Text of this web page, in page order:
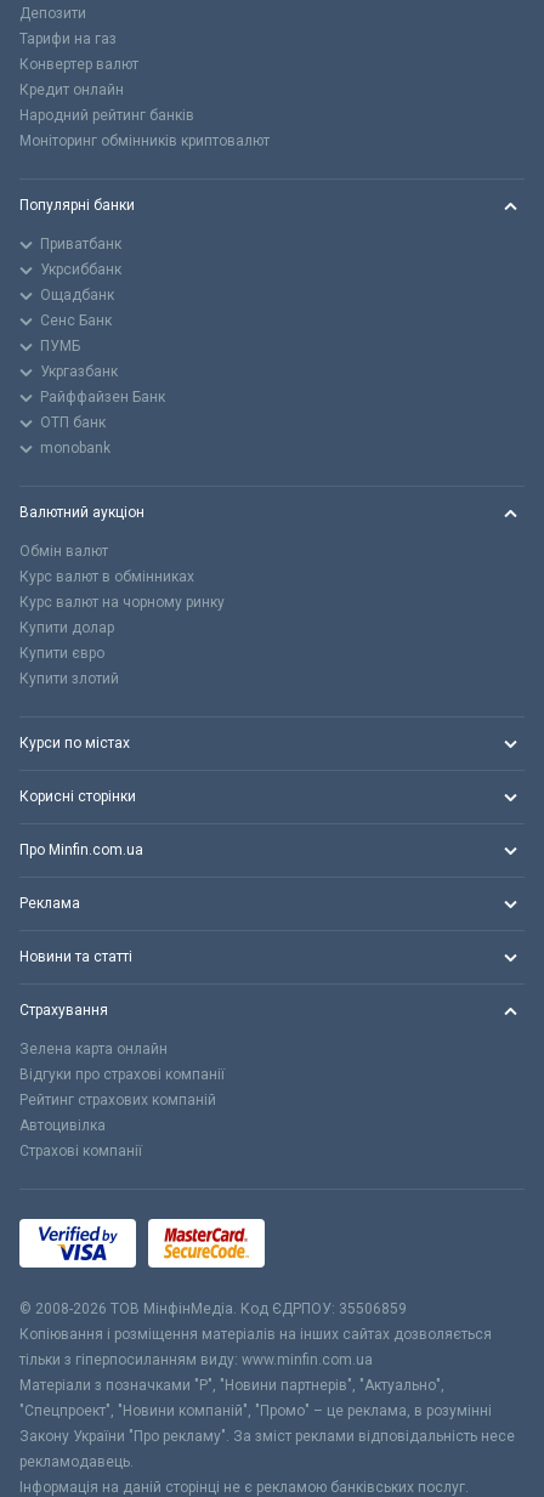
Депозити
Тарифи на газ
Конвертер валют
Кредит онлайн
Народний рейтинг банків
Моніторинг обмінників криптовалют
Популярні банки
Приватбанк
Укрсиббанк
Ощадбанк
Сенс Банк
ПУМБ
Укргазбанк
Райффайзен Банк
ОТП банк
monobank
Валютний аукціон
Обмін валют
Курс валют в обмінниках
Курс валют на чорному ринку
Купити долар
Купити євро
Купити злотий
Курси по містах
Корисні сторінки
Про Minfin.com.ua
Реклама
Новини та статті
Страхування
Зелена карта онлайн
Відгуки про страхові компанії
Рейтинг страхових компаній
Автоцивілка
Страхові компанії
© 2008-2026 ТОВ МiнфiнМедiа. Код ЄДРПОУ: 35506859
Копіювання і розміщення матеріалів на інших сайтах дозволяється
тільки з гіперпосиланням виду: www.minfin.com.ua
Матеріали з позначками "Р", "Новини партнерів", "Актуально",
"Спецпроект", "Новини компаній", "Промо" – це реклама, в розумінні
Закону України "Про рекламу". За зміст реклами відповідальність несе
рекламодавець.
Інформація на даній сторінці не є рекламою банківських послуг.